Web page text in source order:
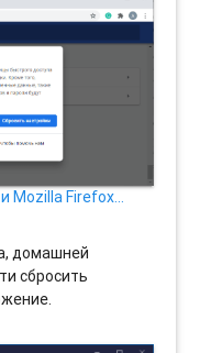
Mozilla Firefox…
домашней
сбросить